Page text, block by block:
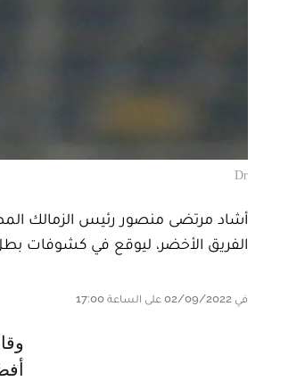
Dr
أشاد مرتضى منصور رئيس الزمالك
الفريق الأخضر، ليوقع في كشوفات بطل
في 02/09/2022 على الساعة 17:00
وقال مرتضى منصور في تصريحات صحفية، إن تعاقد الزمالك مع زكرياء الوردي
أفضل بـ 100 مرة من